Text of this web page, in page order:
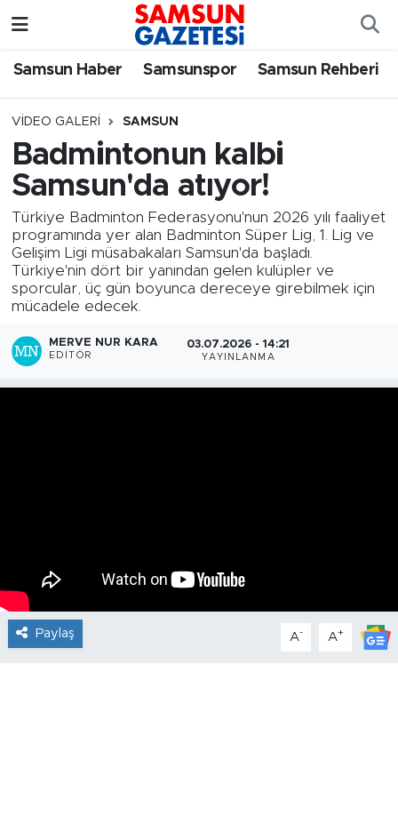
Samsun Haber Samsunspor Samsun Rehberi
VIDEO GALERI SAMSUN
Badmintonun kalbi
Samsun'da atıyor!
Türkiye Badminton Federasyonu'nun 2026 yılı faaliyet
programında yer alan Badminton Süper Lig, 1. Lig ve
Gelişim Ligi müsabakaları Samsun'da başladı.
Türkiye'nin dört bir yanından gelen kulüpler ve
sporcular, üç gün boyunca dereceye girebilmek için
mücadele edecek.
MERVE NUR KARA
EDITÖR
03.07.2026 - 14:21
YAYINLANMA
Paylaş A- A+
Samsun Haber
Samsunspor
Samsun Rehberi
Samsun Nöbetçi Eczaneler
Samsun Hava Durumu
SAMSUN Namaz Vakitleri
Samsun Trafik Yoğunluk Haritası
Süper Lig Puan Durumu ve Fikstür
Tüm Manşetler
Son Dakika Haberleri
Haber Arşivi